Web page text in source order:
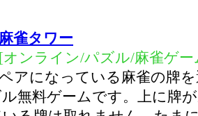
麻雀タワー
[オンライン/パズル/麻雀ゲー
アになっている麻雀の牌
無料ゲームです。上に牌